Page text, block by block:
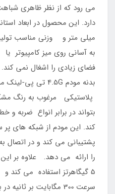
می رود که از نظر ظاهری
میلی متر و وزنی مناسب
به آسانی روی میز کامپیوتر
فضای زیادی را اشغال نمی
پلاستیکی مرغوب به رنگ
بتواند در برابر انواع
پشتیبانی می کند و در اتصال
5 گیگاهرتز استفاده می کند